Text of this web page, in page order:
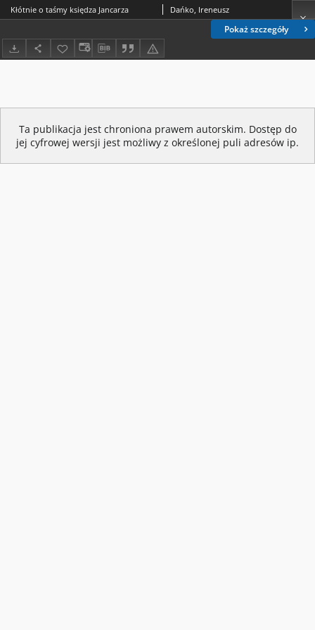
Pokaż szczegóły
Kłótnie o taśmy księdza Jancarza Dańko, Ireneusz
Ta publikacja jest chroniona prawem autorskim. Dostęp do
jej cyfrowej wersji jest możliwy z określonej puli adresów ip.